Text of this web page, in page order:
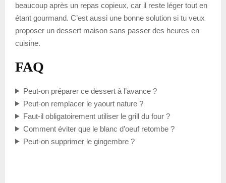
beaucoup après un repas copieux, car il reste léger tout en
étant gourmand. C’est aussi une bonne solution si tu veux
proposer un dessert maison sans passer des heures en
cuisine.
FAQ
Peut-on préparer ce dessert à l’avance ?
Peut-on remplacer le yaourt nature ?
Faut-il obligatoirement utiliser le grill du four ?
Comment éviter que le blanc d’oeuf retombe ?
Peut-on supprimer le gingembre ?